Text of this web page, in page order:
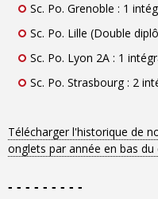
Sc. Po. Grenoble : 1
Sc. Po. Lille (Double
Sc. Po. Lyon 2A : 1
Sc. Po. Strasbourg : 2
Télécharger l'historique de
onglets par année en bas
- - - - - - - - -